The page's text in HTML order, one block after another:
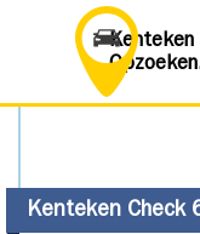
Kenteken
Kenteken Check